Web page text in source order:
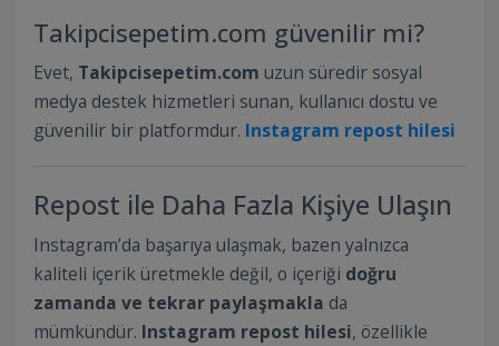
Takipcisepetim.com güvenilir mi?
Evet, Takipcisepetim.com uzun süredir sosyal
medya destek hizmetleri sunan, kullanıcı dostu ve
güvenilir bir platformdur. Instagram repost hilesi
Repost ile Daha Fazla Kişiye Ulaşın
Instagram’da başarıya ulaşmak, bazen yalnızca
kaliteli içerik üretmekle değil, o içeriği doğru
zamanda ve tekrar paylaşmakla da
mümkündür. Instagram repost hilesi, özellikle